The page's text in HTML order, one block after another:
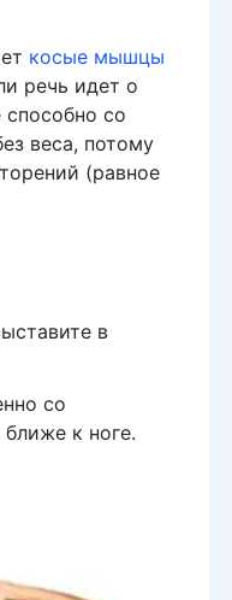
косые мышцы
речь идет о
со
веса, потому
(равное
в
со
к ноге.